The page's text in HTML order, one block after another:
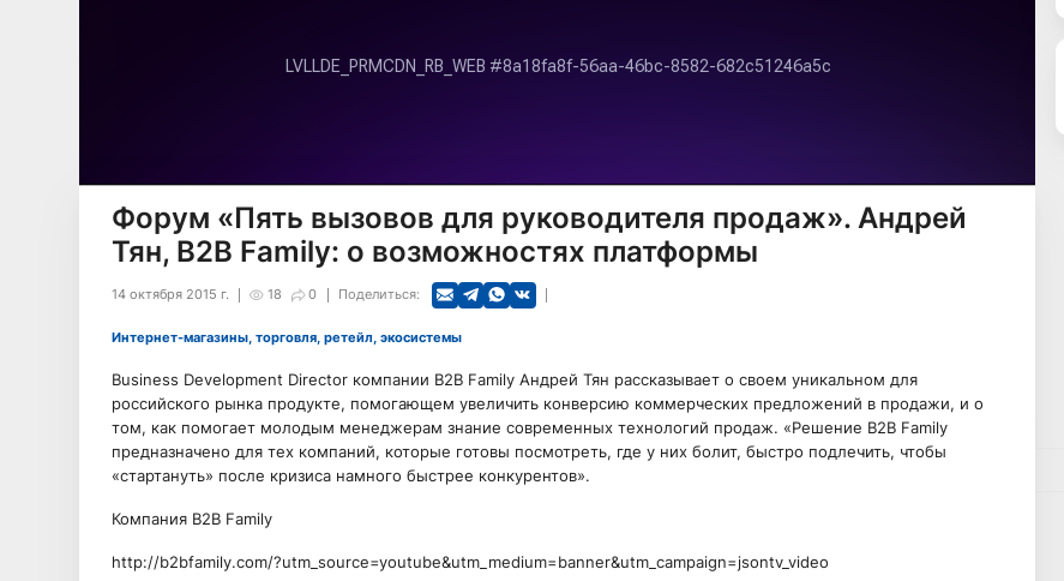
Форум «Пять вызовов для руководителя продаж». Андрей
Тян, B2B Family: о возможностях платформы
18 0
14 октября 2015 г. Поделиться:
Интернет-магазины, торговля, ретейл, экосистемы
Business Development Director компании B2B Family Андрей Тян рассказывает о своем уникальном для
российского рынка продукте, помогающем увеличить конверсию коммерческих предложений в продажи, и о
том, как помогает молодым менеджерам знание современных технологий продаж. «Решение B2B Family
предназначено для тех компаний, которые готовы посмотреть, где у них болит, быстро подлечить, чтобы
«стартануть» после кризиса намного быстрее конкурентов».
Компания B2B Family
http://b2bfamily.com/?utm_source=youtube&utm_medium=banner&utm_campaign=jsontv_video